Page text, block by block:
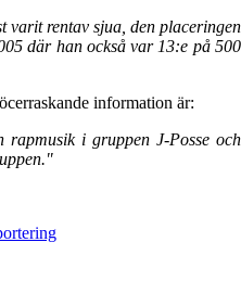
varit rentav sjua, den placeringen
där han också var 13:e på 500
information är:
rapmusik i gruppen J-Posse och